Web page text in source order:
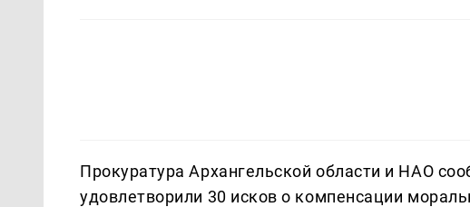
Прокуратура Архангельской области и НАО
удовлетворили 30 исков о компенсации